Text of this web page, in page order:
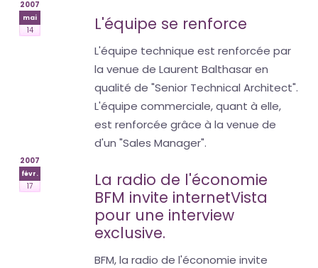
2007
mai
14 L'équipe se renforce
L'équipe technique est renforcée par
la venue de Laurent Balthasar en
qualité de "Senior Technical Architect".
L'équipe commerciale, quant à elle,
est renforcée grâce à la venue de
d'un "Sales Manager".
2007
févr.
17
La radio de l'économie
BFM invite internetVista
pour une interview
exclusive.
BFM, la radio de l'économie invite